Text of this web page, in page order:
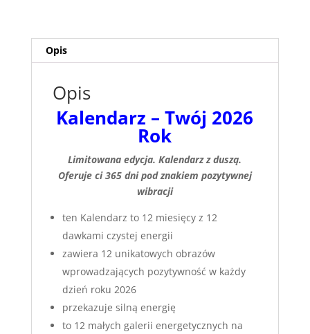
Opis
Opis
​Kalendarz – Twój 2026
Rok
Limitowana edycja. Kalendarz z duszą.
Oferuje ci 365 dni pod znakiem pozytywnej
wibracji
ten Kalendarz to 12 miesięcy z 12
dawkami czystej energii
​zawiera 12 unikatowych obrazów
wprowadzających pozytywność w każdy
dzień roku 2026
przekazuje silną energię
to 12 małych galerii energetycznych na